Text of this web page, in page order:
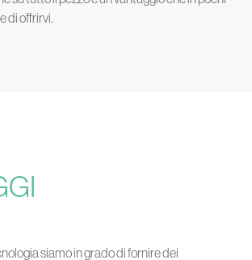
di offrirvi.
siamo in grado di fornire dei